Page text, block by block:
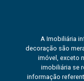
A Imobiliária
decoração são
imóvel, exceto
imobiliária se
informação